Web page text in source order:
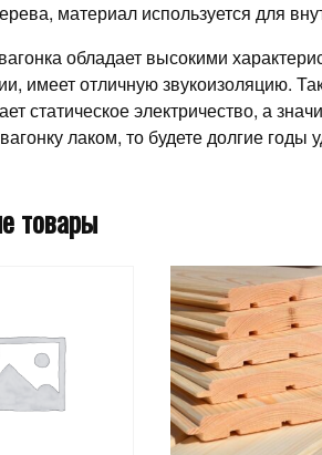
материал используется для
обладает высокими
имеет отличную звукоизоляцию.
статическое электричество, а
лаком, то будете долгие годы
товары